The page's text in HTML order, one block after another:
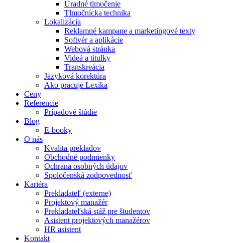
Úradné tlmočenie
Tlmočnícka technika
Lokalizácia
Reklamné kampane a marketingové texty
Softvér a aplikácie
Webová stránka
Videá a titulky
Transkreácia
Jazyková korektúra
Ako pracuje Lexika
Ceny
Referencie
Prípadové štúdie
Blog
E-booky
O nás
Kvalita prekladov
Obchodné podmienky
Ochrana osobných údajov
Spoločenská zodpovednosť
Kariéra
Prekladateľ (externe)
Projektový manažér
Prekladateľská stáž pre študentov
Asistent projektových manažérov
HR asistent
Kontakt